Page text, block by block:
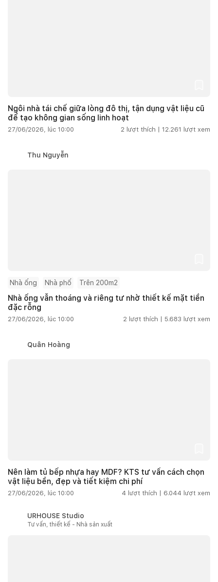
Ngôi nhà tái chế giữa lòng đô thị, tận dụng vật liệu cũ
để tạo không gian sống linh hoạt
27/06/2026, lúc 10:00 2 lượt thích | 12.261 lượt xem
Thu Nguyễn
Nhà ống Nhà phố Trên 200m2
Nhà ống vẫn thoáng và riêng tư nhờ thiết kế mặt tiền
đặc rỗng
27/06/2026, lúc 10:00 2 lượt thích | 5.683 lượt xem
Quân Hoàng
Nên làm tủ bếp nhựa hay MDF? KTS tư vấn cách chọn
vật liệu bền, đẹp và tiết kiệm chi phí
27/06/2026, lúc 10:00 4 lượt thích | 6.044 lượt xem
URHOUSE Studio
Tư vấn, thiết kế - Nhà sản xuất